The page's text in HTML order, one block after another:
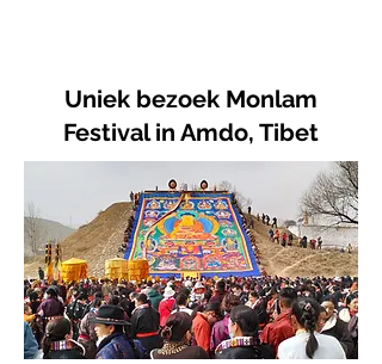
Uniek bezoek Monlam
Festival in Amdo, Tibet